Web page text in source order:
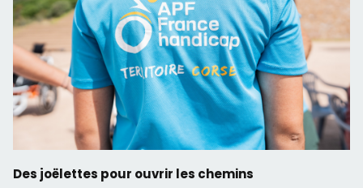
Des joëlettes pour ouvrir les chemins